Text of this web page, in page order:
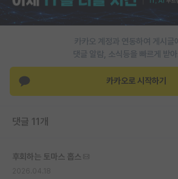
카카오 계정과 연동하여 게시글
댓글 알람, 소식등을 빠르게 받
카카오로 시작하기
댓글 11개
후회하는 토마스 홉스